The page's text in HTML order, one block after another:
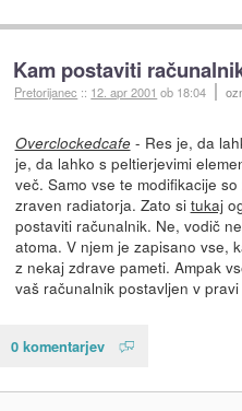
Kam postaviti
Pretorijanec :: 12. apr 2001 ob 18:04
Overclockedcafe- Res je, da
je, da lahko s peltierjevimi
več. Samo vse te modifikacije
zraven radiatorja. Zato si tukaj
postaviti računalnik. Ne, vodič
atoma. V njem je zapisano vse,
z nekaj zdrave pameti. Ampak
vaš računalnik postavljen v
0 komentarjev